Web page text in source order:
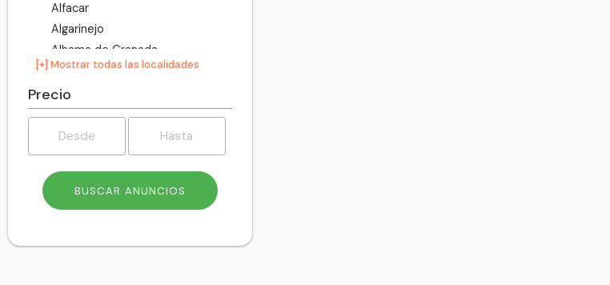
Alfacar
Algarinejo
Alhama de Granada
Alhendín
Alicún de Ortega
Almegíjar
Almuñécar
Alpujarra de la Sierra
Alquife
Arenas del Rey
[+] Mostrar todas las localidades
Precio